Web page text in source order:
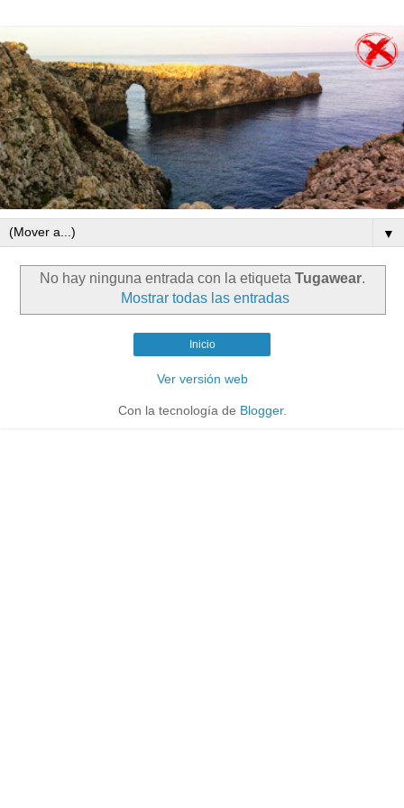
▼
No hay ninguna entrada con la etiqueta Tugawear.
Mostrar todas las entradas
Inicio
Ver versión web
Con la tecnología de Blogger.